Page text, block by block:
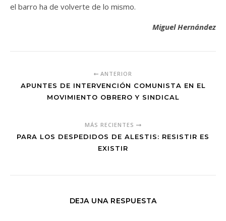
el barro ha de volverte de lo mismo.
Miguel Hernández
ANTERIOR
APUNTES DE INTERVENCIÓN COMUNISTA EN EL
MOVIMIENTO OBRERO Y SINDICAL
MÁS RECIENTES
PARA LOS DESPEDIDOS DE ALESTIS: RESISTIR ES
EXISTIR
DEJA UNA RESPUESTA